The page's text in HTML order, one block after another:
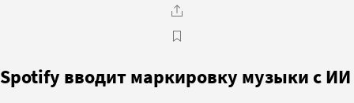
Spotify вводит маркировку музыки с ИИ